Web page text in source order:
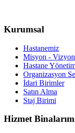
Kurumsal
Hastanemiz
Misyon -
Hastane
Organizasyon
İdari Birimler
Satın Alma
Staj Birimi
Hizmet